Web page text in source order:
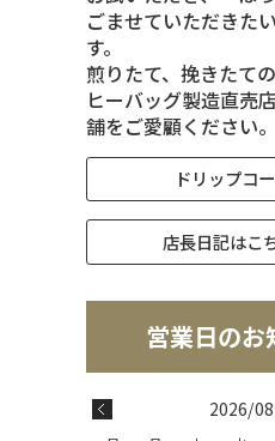
ごませていただきた
す。
煎りたて、挽きたて
ヒーバッグ製造直売
舗をご愛顧ください。
ドリップコ
店長日記はこ
2026/08